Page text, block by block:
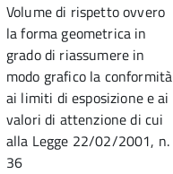
Volume di rispetto ovvero
la forma geometrica in
grado di riassumere in
modo grafico la conformità
ai limiti di esposizione e ai
valori di attenzione di cui
alla Legge 22/02/2001, n.
36